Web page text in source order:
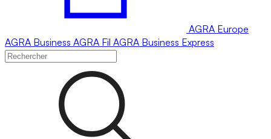
AGRA Europe
AGRA Business AGRA Fil AGRA Business Express